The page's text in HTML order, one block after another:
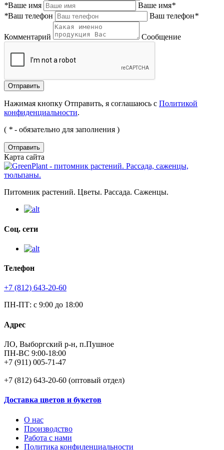
*Ваше имя Ваше имя*
*Ваш телефон Ваш телефон*
Комментарий Сообщение
Нажимая кнопку Отправить, я соглашаюсь с Политикой
конфиденциальности.
( * - обязательно для заполнения )
Отправить
Карта сайта
Питомник растений. Цветы. Рассада. Саженцы.
Соц. сети
Телефон
+7 (812) 643-20-60
ПН-ПТ: с 9:00 до 18:00
Адрес
ЛО, Выборгский р-н, п.Пушное
ПН-ВС 9:00-18:00
+7 (911) 005-71-47
+7 (812) 643-20-60 (оптовый отдел)
Доставка цветов и букетов
О нас
Производство
Работа с нами
Политика конфиденциальности